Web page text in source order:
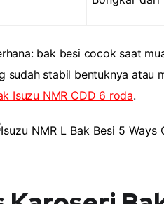
bak besi cocok saat
sudah stabil bentuknya atau
Isuzu NMR CDD 6 roda.